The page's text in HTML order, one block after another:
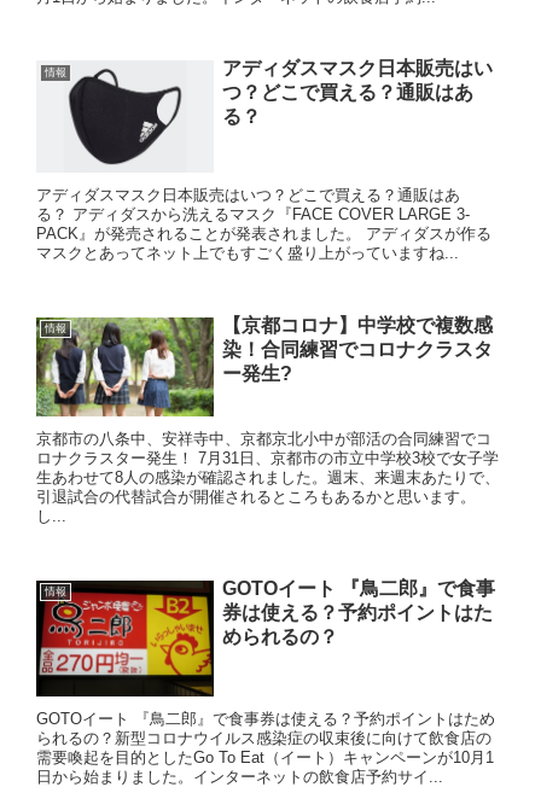
情報
アディダスマスク日本販売はい
つ？どこで買える？通販はあ
る？
アディダスマスク日本販売はいつ？どこで買える？通販はあ
る？ アディダスから洗えるマスク『FACE COVER LARGE 3-
PACK』が発売されることが発表されました。 アディダスが作る
マスクとあってネット上でもすごく盛り上がっていますね...
情報
【京都コロナ】中学校で複数感
染！合同練習でコロナクラスタ
ー発生?
京都市の八条中、安祥寺中、京都京北小中が部活の合同練習でコ
ロナクラスター発生！ 7月31日、京都市の市立中学校3校で女子学
生あわせて8人の感染が確認されました。週末、来週末あたりで、
引退試合の代替試合が開催されるところもあるかと思います。
し...
情報
GOTOイート 『鳥二郎』で食事
券は使える？予約ポイントはた
められるの？
GOTOイート 『鳥二郎』で食事券は使える？予約ポイントはため
られるの？新型コロナウイルス感染症の収束後に向けて飲食店の
需要喚起を目的としたGo To Eat（イート）キャンペーンが10月1
日から始まりました。インターネットの飲食店予約サイ...